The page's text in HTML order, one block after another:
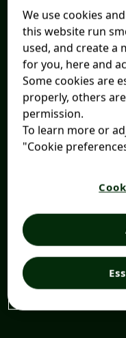
We use cookies
this website run
used, and create a
for you, here and
Some cookies are
properly, others
permission.
To learn more or
"Cookie